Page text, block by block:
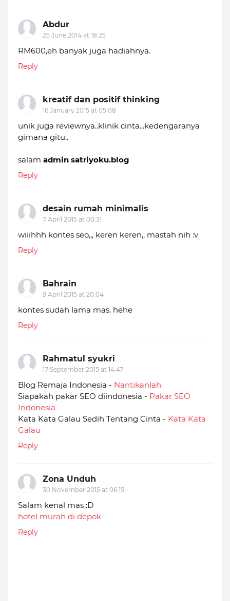
Abdur
25 June 2014 at 18:25
RM600,eh banyak juga hadiahnya.
Reply
kreatif dan positif thinking
16 January 2015 at 05:08
unik juga reviewnya..klinik cinta...kedengaranya
gimana gitu..
salam admin satriyoku.blog
Reply
desain rumah minimalis
7 April 2015 at 00:31
wiiihhh kontes seo,,, keren keren,, mastah nih :v
Reply
Bahrain
9 April 2015 at 20:04
kontes sudah lama mas. hehe
Reply
Rahmatul syukri
17 September 2015 at 14:47
Blog Remaja Indonesia - Nantikanlah
Siapakah pakar SEO diindonesia - Pakar SEO
Indonesia
Kata Kata Galau Sedih Tentang Cinta - Kata Kata
Galau
Reply
Zona Unduh
30 November 2015 at 06:15
Salam kenal mas :D
hotel murah di depok
Reply